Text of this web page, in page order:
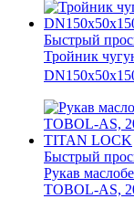
Быстрый
Тройник
Быстрый
Рукав
TOBOL-AS,